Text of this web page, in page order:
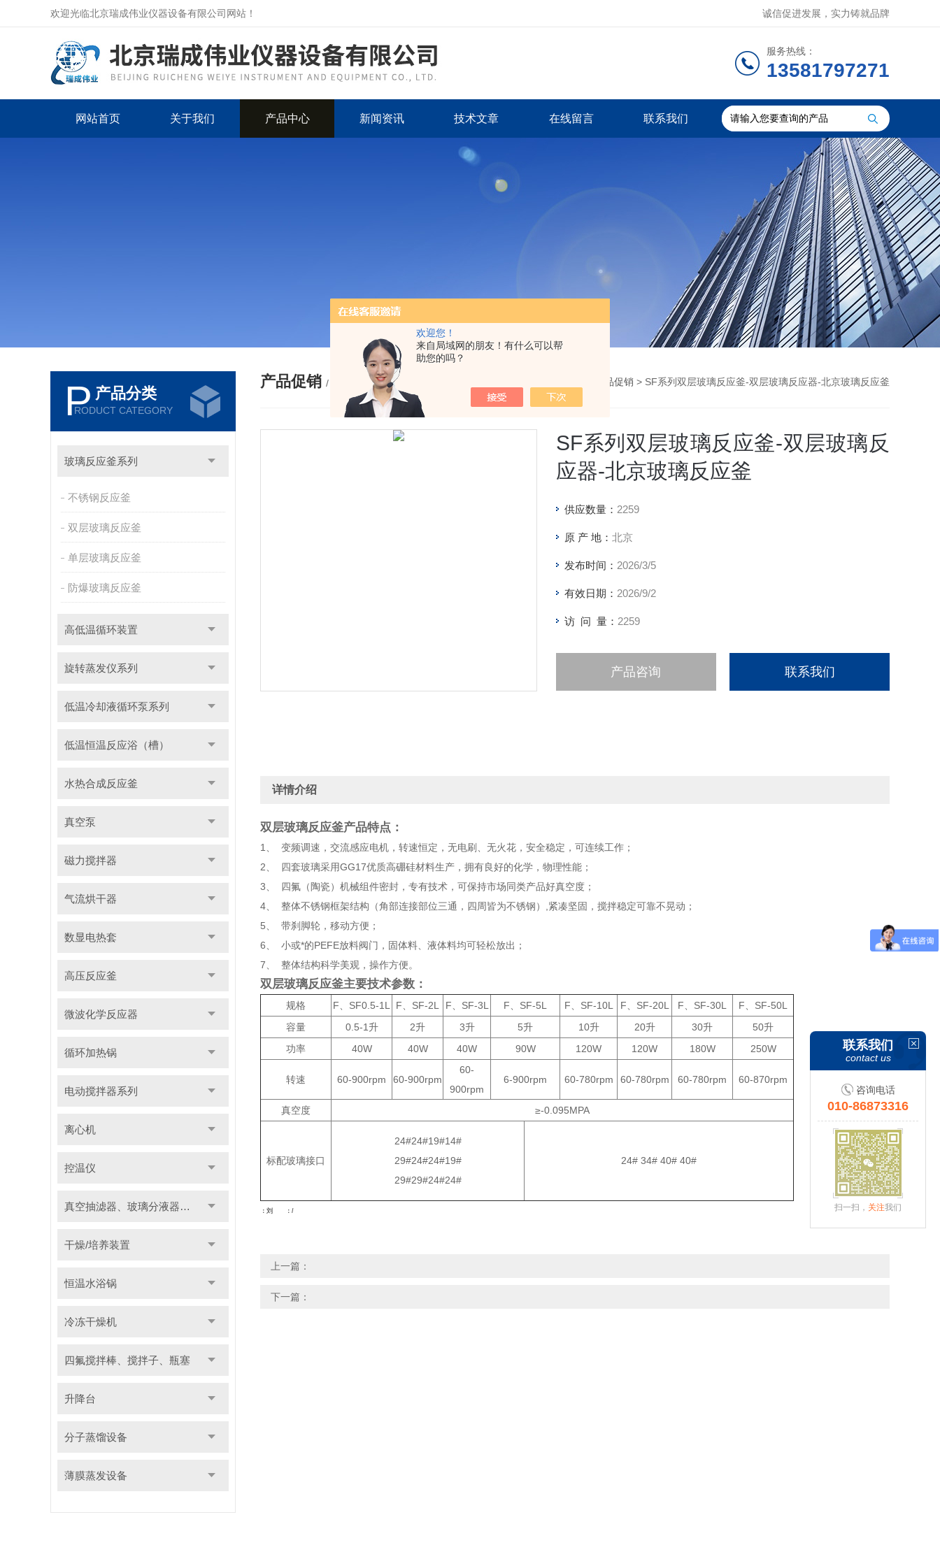
欢迎您！
来自局域网的朋友！有什么可以帮
助您的吗？
欢迎光临北京瑞成伟业仪器设备有限公司网站！ 诚信促进发展，实力铸就品牌
服务热线：
13581797271
网站首页 关于我们 产品中心 新闻资讯 技术文章 在线留言 联系我们
P 产品分类
RODUCT CATEGORY
玻璃反应釜系列
不锈钢反应釜
双层玻璃反应釜
单层玻璃反应釜
防爆玻璃反应釜
高低温循环装置
旋转蒸发仪系列
低温冷却液循环泵系列
低温恒温反应浴（槽）
水热合成反应釜
真空泵
磁力搅拌器
气流烘干器
数显电热套
高压反应釜
微波化学反应器
循环加热锅
电动搅拌器系列
离心机
控温仪
真空抽滤器、玻璃分液器系列
干燥/培养装置
恒温水浴锅
冷冻干燥机
四氟搅拌棒、搅拌子、瓶塞
升降台
分子蒸馏设备
薄膜蒸发设备
产品促销 / PRODUCTS 产品促销 > SF系列双层玻璃反应釜-双层玻璃反应器-北京玻璃反应釜
SF系列双层玻璃反应釜-双层玻璃反
应器-北京玻璃反应釜
供应数量： 2259
原 产 地： 北京
发布时间： 2026/3/5
有效日期： 2026/9/2
访 问 量： 2259
产品咨询 联系我们
详情介绍
双层玻璃反应釜产品特点：
1、 变频调速，交流感应电机，转速恒定，无电刷、无火花，安全稳定，可连续工作；
2、 四套玻璃采用GG17优质高硼硅材料生产，拥有良好的化学，物理性能；
3、 四氟（陶瓷）机械组件密封，专有技术，可保持市场同类产品好真空度；
4、 整体不锈钢框架结构（角部连接部位三通，四周皆为不锈钢）,紧凑坚固，搅拌稳定可靠不晃动；
5、 带刹脚轮，移动方便；
6、 小或*的PEFE放料阀门，固体料、液体料均可轻松放出；
7、 整体结构科学美观，操作方便。
双层玻璃反应釜主要技术参数：
规格 F、SF0.5-1L F、SF-2L F、SF-3L F、SF-5L F、SF-10L F、SF-20L F、SF-30L
F、SF-50L
容量
0.5-1升 2升 3升 5升 10升 20升 30升
50升
功率
40W 40W 40W 90W 120W 120W 180W 250W
转速 60-900rpm 60-900rpm
60-
900rpm
6-900rpm 60-780rpm 60-780rpm 60-780rpm 60-870rpm
真空度 ≥-0.095MPA
标配玻璃接口
24#24#19#14#
29#24#24#19#
29#29#24#24#
24# 34# 40# 40#
：刘 ：/
上一篇：
下一篇：
联系我们
contact us
咨询电话
010-86873316
扫一扫， 关注我们